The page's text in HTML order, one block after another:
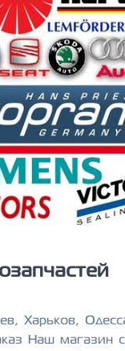
Харьков,
Наш магазин